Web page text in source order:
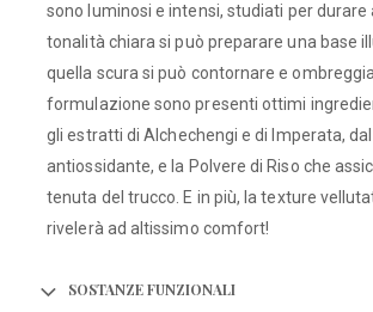
sono luminosi e intensi, studiati per durare
tonalità chiara si può preparare una base
quella scura si può contornare e
formulazione sono presenti ottimi
gli estratti di Alchechengi e di Imperata,
antiossidante, e la Polvere di Riso che
tenuta del trucco. E in più, la texture
rivelerà ad altissimo comfort!
SOSTANZE FUNZIONALI